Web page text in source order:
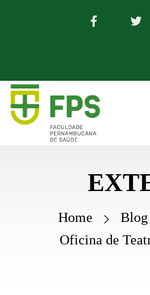
Home Blog
Oficina de